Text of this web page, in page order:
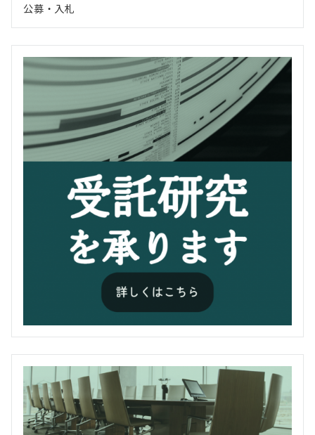
公募・入札